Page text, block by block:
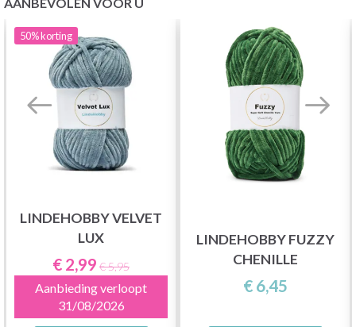
50%korting
LINDEHOBBY VELVET
LUX
€ 2,99 € 5,95
Aanbieding verloopt
31/08/2026
LINDEHOBBY FUZZY
CHENILLE
€ 6,45